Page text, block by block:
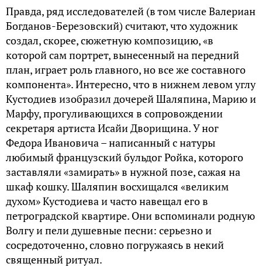
Правда, ряд исследователей (в том числе Валериан
Богданов-Березовский) считают, что художник
создал, скорее, сюжетную композицию, «в
которой сам портрет, вынесенный на передний
план, играет роль главного, но все же составного
компонента». Интересно, что в нижнем левом углу
Кустодиев изобразил дочерей Шаляпина, Марию и
Марфу, прогуливающихся в сопровождении
секретаря артиста Исайи Дворищина. У ног
Федора Ивановича – написанный с натуры
любимый французский бульдог Ройка, которого
заставляли «замирать» в нужной позе, сажая на
шкаф кошку. Шаляпин восхищался «великим
духом» Кустодиева и часто навещал его в
петроградской квартире. Они вспоминали родную
Волгу и пели душевные песни: серьезно и
сосредоточенно, словно погружаясь в некий
священный ритуал.